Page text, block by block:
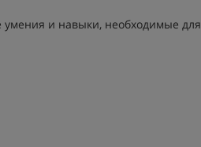
умения и навыки, необходимые для